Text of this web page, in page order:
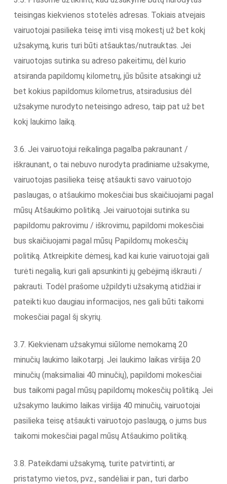
teisingas kiekvienos stotelės adresas. Tokiais atvejais
vairuotojai pasilieka teisę imti visą mokestį už bet kokį
užsakymą, kuris turi būti atšauktas/nutrauktas. Jei
vairuotojas sutinka su adreso pakeitimu, dėl kurio
atsiranda papildomų kilometrų, jūs būsite atsakingi už
bet kokius papildomus kilometrus, atsiradusius dėl
užsakyme nurodyto neteisingo adreso, taip pat už bet
kokį laukimo laiką.
3.6. Jei vairuotojui reikalinga pagalba pakraunant /
iškraunant, o tai nebuvo nurodyta pradiniame užsakyme,
vairuotojas pasilieka teisę atšaukti savo vairuotojo
paslaugas, o atšaukimo mokesčiai bus skaičiuojami pagal
mūsų Atšaukimo politiką. Jei vairuotojai sutinka su
papildomu pakrovimu / iškrovimu, papildomi mokesčiai
bus skaičiuojami pagal mūsų Papildomų mokesčių
politiką. Atkreipkite dėmesį, kad kai kurie vairuotojai gali
turėti negalią, kuri gali apsunkinti jų gebėjimą iškrauti /
pakrauti. Todėl prašome užpildyti užsakymą atidžiai ir
pateikti kuo daugiau informacijos, nes gali būti taikomi
mokesčiai pagal šį skyrių.
3.7. Kiekvienam užsakymui siūlome nemokamą 20
minučių laukimo laikotarpį. Jei laukimo laikas viršija 20
minučių (maksimaliai 40 minučių), papildomi mokesčiai
bus taikomi pagal mūsų papildomų mokesčių politiką. Jei
užsakymo laukimo laikas viršija 40 minučių, vairuotojai
pasilieka teisę atšaukti vairuotojo paslaugą, o jums bus
taikomi mokesčiai pagal mūsų Atšaukimo politiką.
3.8. Pateikdami užsakymą, turite patvirtinti, ar
pristatymo vietos, pvz., sandėliai ir pan., turi darbo